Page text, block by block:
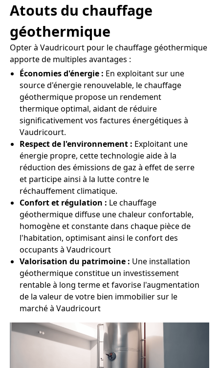
Atouts du chauffage
géothermique
Opter à Vaudricourt pour le chauffage géothermique
apporte de multiples avantages :
Économies d'énergie : En exploitant sur une
source d'énergie renouvelable, le chauffage
géothermique propose un rendement
thermique optimal, aidant de réduire
significativement vos factures énergétiques à
Vaudricourt.
Respect de l'environnement : Exploitant une
énergie propre, cette technologie aide à la
réduction des émissions de gaz à effet de serre
et participe ainsi à la lutte contre le
réchauffement climatique.
Confort et régulation : Le chauffage
géothermique diffuse une chaleur confortable,
homogène et constante dans chaque pièce de
l'habitation, optimisant ainsi le confort des
occupants à Vaudricourt
Valorisation du patrimoine : Une installation
géothermique constitue un investissement
rentable à long terme et favorise l'augmentation
de la valeur de votre bien immobilier sur le
marché à Vaudricourt